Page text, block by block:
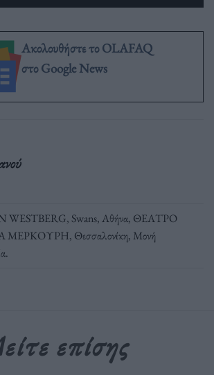
Ακολουθήστε το OLAFAQ
στο Google News
WESTBERG, Swans,Αθήνα, ΘΕΑΤΡΟ
ΜΕΡΚΟΥΡΗ, Θεσσαλονίκη, Μονή
.
επίσης